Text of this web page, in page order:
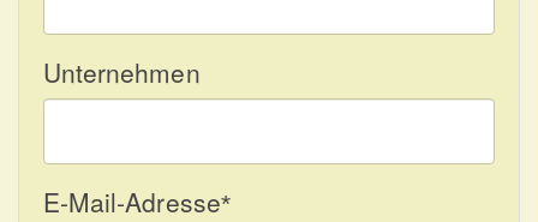
Unternehmen
E-Mail-Adresse*